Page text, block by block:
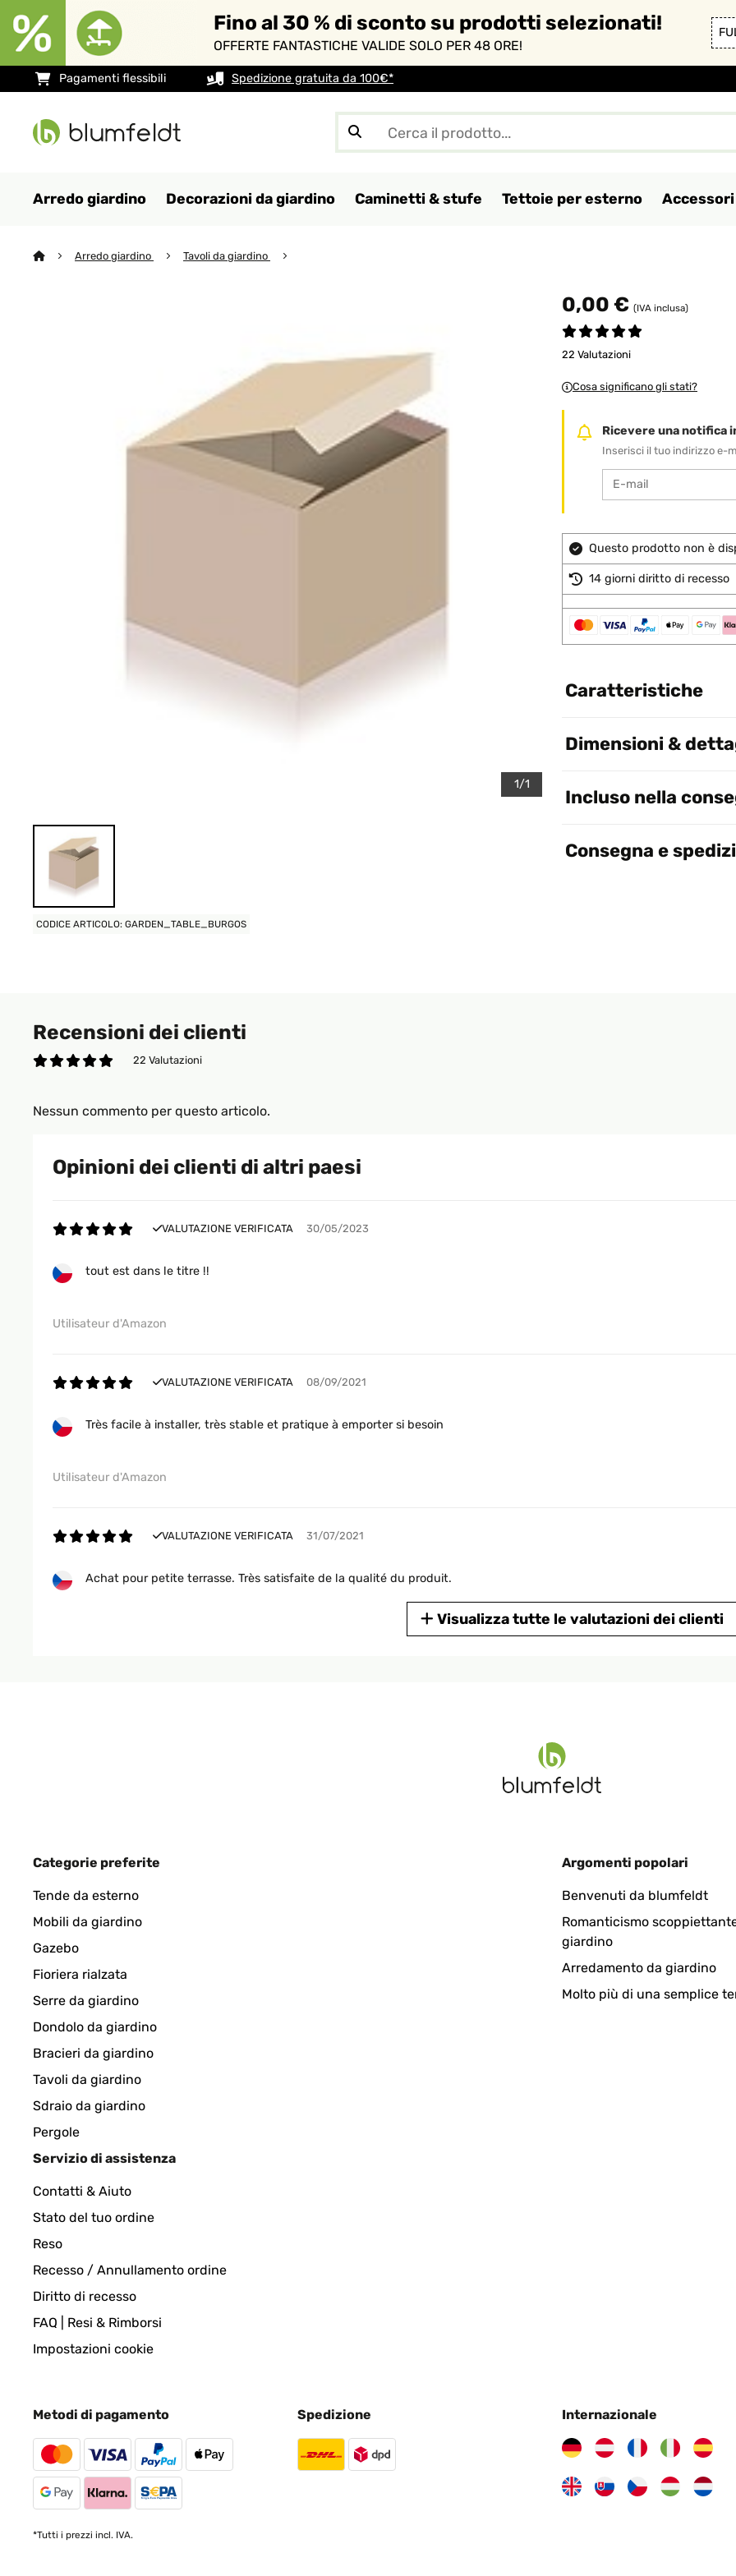
Fino al 30 % di sconto su prodotti selezionati!
OFFERTE FANTASTICHE VALIDE SOLO PER 48 ORE!
Pagamenti flessibili Spedizione gratuita da 100€*
Arredo giardino Decorazioni da giardino Caminetti & stufe Tettoie per esterno
Arredo giardino Tavoli da giardino
1/1
CODICE ARTICOLO: GARDEN_TABLE_BURGOS
0,00 € (IVA inclusa)
22 Valutazioni
Cosa significano gli stati?
Ricevere una notifica
Inserisci il tuo indirizzo e-
Questo prodotto non è
14 giorni diritto di recesso
Caratteristiche
Dimensioni &
Incluso nella
Consegna e
Recensioni dei clienti
22 Valutazioni
Nessun commento per questo articolo.
Opinioni dei clienti di altri paesi
VALUTAZIONE VERIFICATA 30/05/2023
tout est dans le titre !!
Utilisateur d'Amazon
VALUTAZIONE VERIFICATA 08/09/2021
Très facile à installer, très stable et pratique à emporter si besoin
Utilisateur d'Amazon
VALUTAZIONE VERIFICATA 31/07/2021
Achat pour petite terrasse. Très satisfaite de la qualité du produit.
Très bon produit et fournisseur sérieux. Je recommande.
Utilisateur d'Amazon
Je pose sur la table, mon matériel de tir au plomb lors de mes séances d'entraînement dans mon terrain.
Utilisateur d'Amazon
Pas encore essayé Mais très légère
VALUTAZIONE VERIFICATA 27/04/2021
satisfait, conforme à la description
Visualizza tutte le valutazioni dei clienti
Categorie preferite
Tende da esterno
Mobili da giardino
Gazebo
Fioriera rialzata
Serre da giardino
Dondolo da giardino
Bracieri da giardino
Tavoli da giardino
Sdraio da giardino
Pergole
Argomenti popolari
Benvenuti da blumfeldt
Romanticismo
giardino
Arredamento da giardino
Molto più di una semplice
Servizio di assistenza
Contatti & Aiuto
Stato del tuo ordine
Reso
Recesso / Annullamento ordine
Diritto di recesso
FAQ | Resi & Rimborsi
Impostazioni cookie
Metodi di pagamento
*Tutti i prezzi incl. IVA.
Spedizione Internazionale